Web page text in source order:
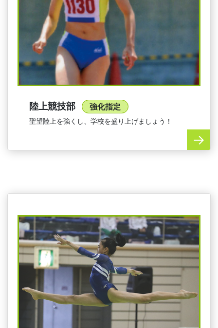
陸上競技部 強化指定
聖望陸上を強くし、学校を盛り上げましょう！